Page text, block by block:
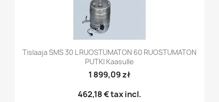
Tislaaja SMS 30 L RUOSTUMATON 60 RUOSTUMATON
PUTKI Kaasulle
1 899,09 zł
462,18 €tax incl.